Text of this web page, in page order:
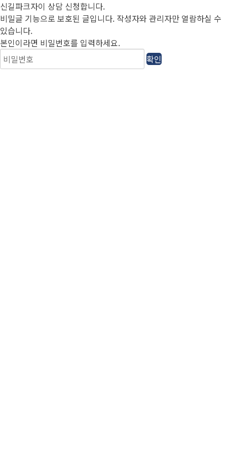
신길파크자이 상담 신청합니다.
비밀글 기능으로 보호된 글입니다. 작성자와 관리자만 열람하실 수
있습니다.
본인이라면 비밀번호를 입력하세요.